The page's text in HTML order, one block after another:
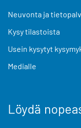
Neuvonta ja
Kysy tilastoista
Usein kysytyt
Medialle
Löydä